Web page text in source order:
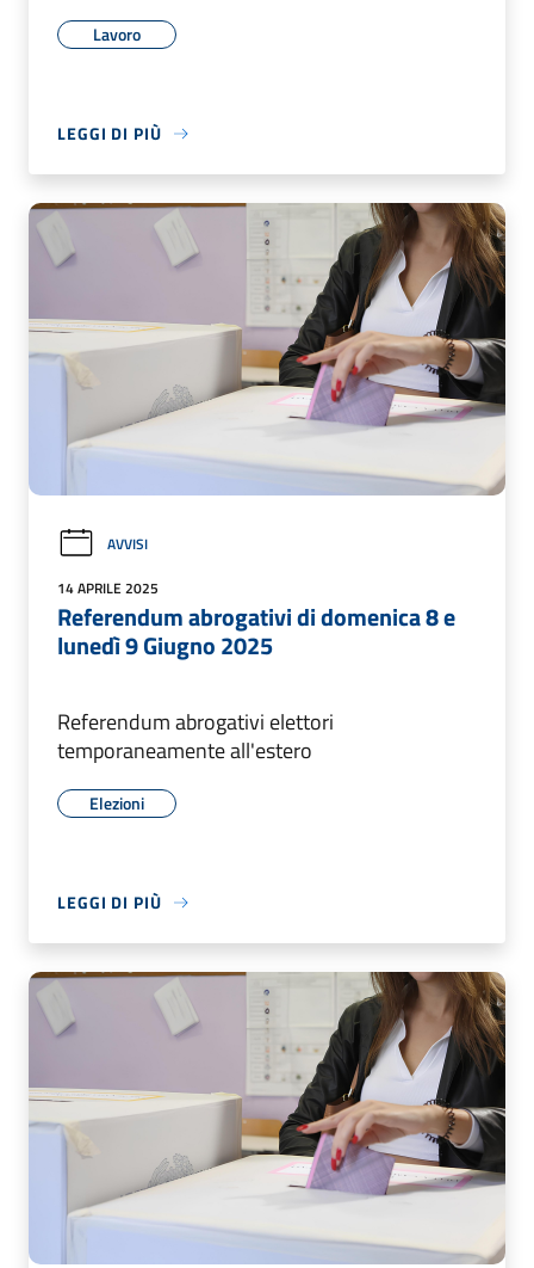
Lavoro
LEGGI DI PIÙ
AVVISI
14 APRILE 2025
Referendum abrogativi di domenica 8 e
lunedì 9 Giugno 2025
Referendum abrogativi elettori
temporaneamente all'estero
Elezioni
LEGGI DI PIÙ